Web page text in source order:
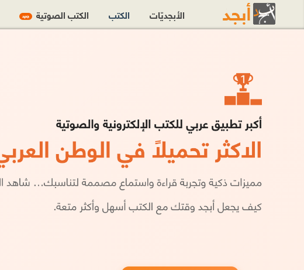
الأبجديّات الكتب الكتب الصوتية جديد